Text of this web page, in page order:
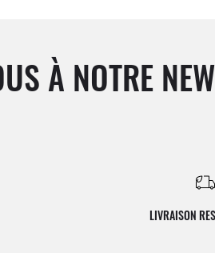
À NOTRE
LIVRAISON